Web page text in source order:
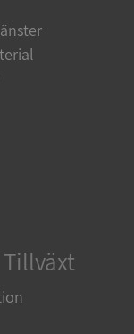
utan strikt